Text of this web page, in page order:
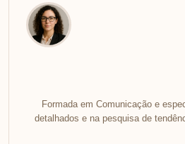
Formada em Comunicação e
detalhados e na pesquisa de